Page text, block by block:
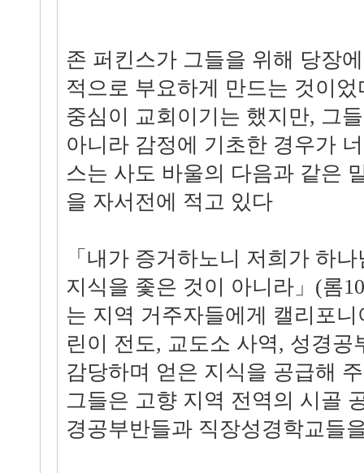
존 퍼킨스가 그들을 위해 당장
적으로 부요하게 만드는 것이
중심이 교회이기는 했지만, 그
아니라 감정에 기초한 경우가
스는 사도 바울의 다음과 같은
을 자서전에 적고 있다
「내가 증거하노니 저희가 하
지식을 좇은 것이 아니라」(롬
는 지역 거주자들에게 캘리포
린이 전도, 교도소 사역, 성경공
감당하며 얻은 지식을 공급해
그들은 고향 지역 전역의 시골
경공부반들과 직장성경학교들